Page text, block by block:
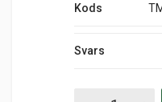
Kods
Svars